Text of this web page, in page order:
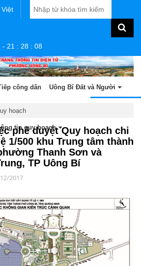
Việt
- 21 : 28 : 08
công dân Uông Bí Đất và Người
Sản phẩm OCOP
tin quy hoạch
hoạch
phê duyệt Quy hoạch chi
1/500 khu Trung tâm thành
Thanh Sơn và
TP Uông Bí
2017